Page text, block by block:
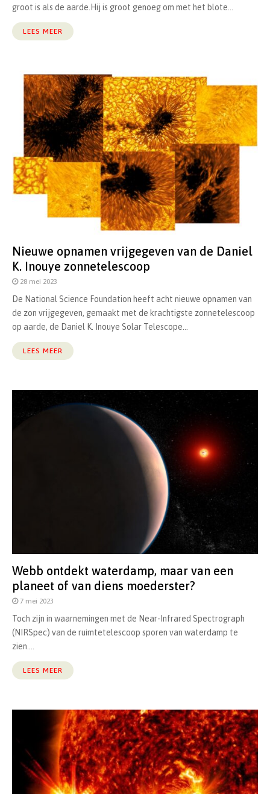
groot is als de aarde.Hij is groot genoeg om met het blote...
LEES MEER
Nieuwe opnamen vrijgegeven van de Daniel
K. Inouye zonnetelescoop
28 mei 2023
De National Science Foundation heeft acht nieuwe opnamen van
de zon vrijgegeven, gemaakt met de krachtigste zonnetelescoop
op aarde, de Daniel K. Inouye Solar Telescope...
LEES MEER
Webb ontdekt waterdamp, maar van een
planeet of van diens moederster?
7 mei 2023
Toch zijn in waarnemingen met de Near-Infrared Spectrograph
(NIRSpec) van de ruimtetelescoop sporen van waterdamp te
zien....
LEES MEER